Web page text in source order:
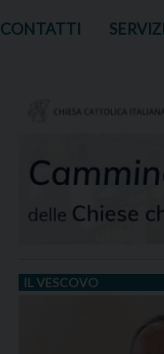
CONTATTI
IL VESCOVO